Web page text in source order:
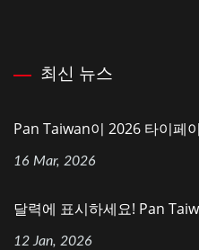
최신 뉴스
Pan Taiwan이 2026 타이페
16 Mar, 2026
달력에 표시하세요! Pan
12 Jan, 2026